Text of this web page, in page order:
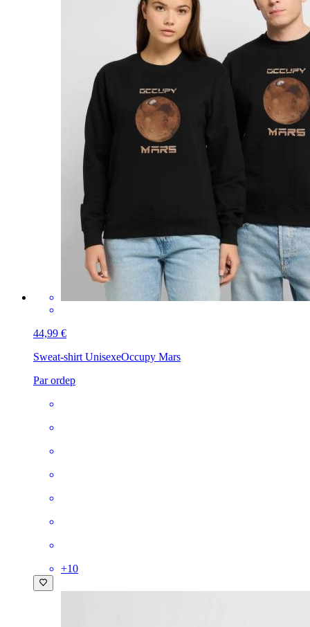
44,99 €
Sweat-shirt UnisexeOccupy Mars
Par ordep
+10